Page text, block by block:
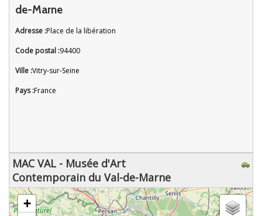
de-Marne
Adresse :Place de la libération
Code postal :94400
Ville :Vitry-sur-Seine
Pays :France
MAC VAL - Musée d'Art
Contemporain du Val-de-Marne
chargement de la carte - veuillez patienter...
+